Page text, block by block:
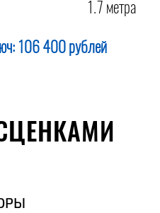
1.7 метра
106 400 рублей